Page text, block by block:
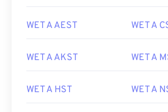
WET A AEST WET A
WET A AKST WET A
WET A HST WET A